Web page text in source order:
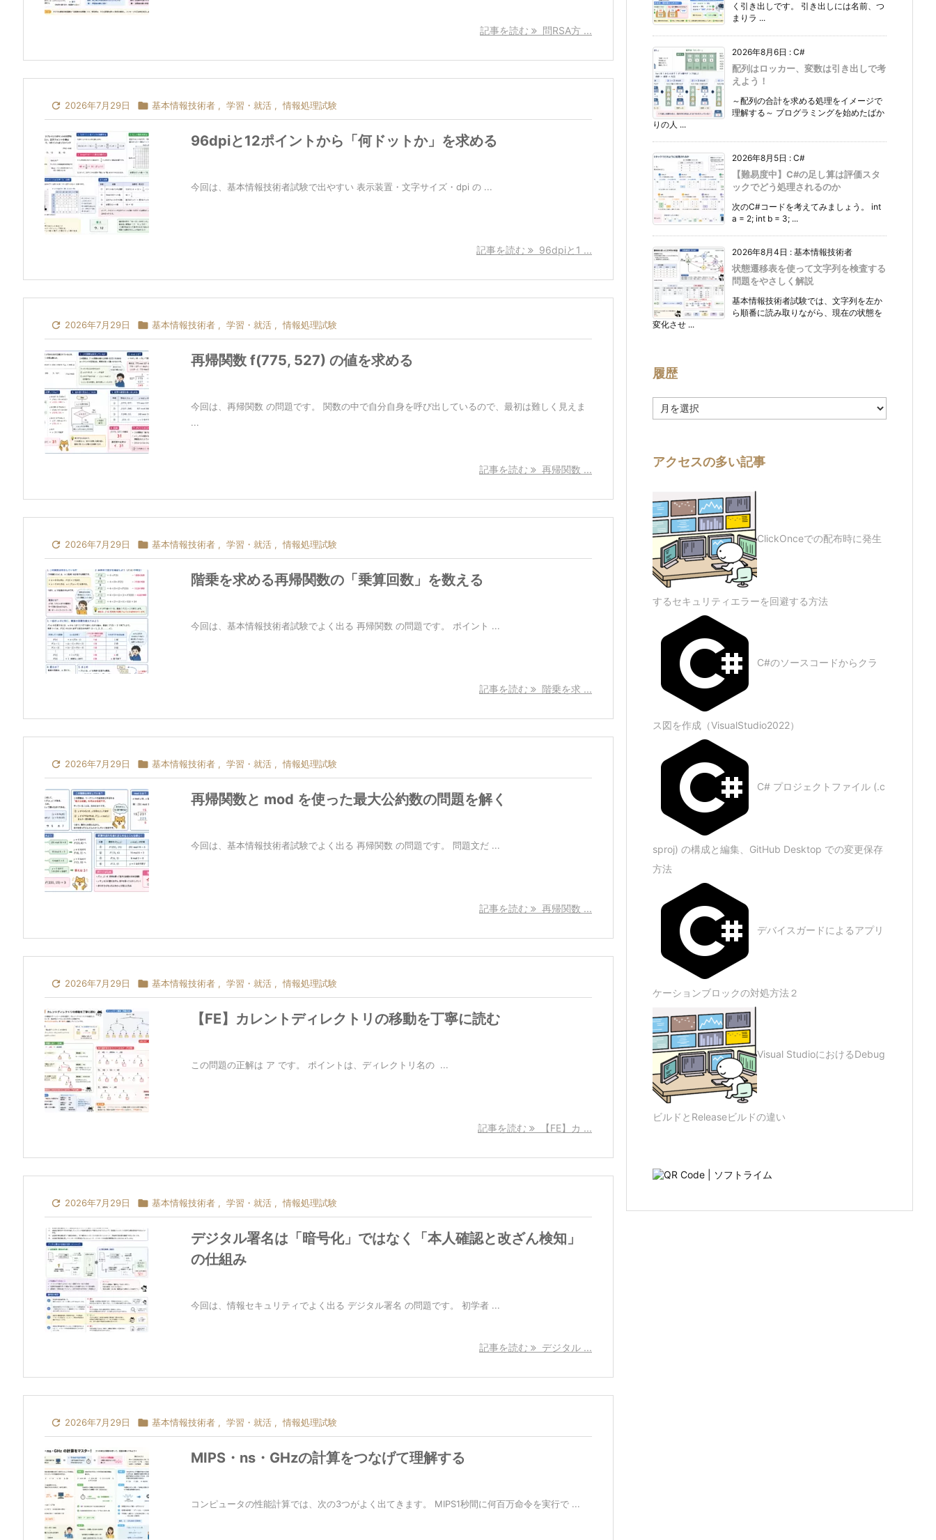
記事を読む 問RSA方 ...
 2026年7月29日  基本情報技術者 , 学習・就活 , 情報処理試験
96dpiと12ポイントから「何ドットか」を求める
今回は、基本情報技術者試験で出やすい 表示装置・文字サイズ・dpi の ...
記事を読む 96dpiと1 ...
 2026年7月29日  基本情報技術者 , 学習・就活 , 情報処理試験
再帰関数 f(775, 527) の値を求める
今回は、再帰関数 の問題です。 関数の中で自分自身を呼び出しているので、最初は難しく見えま
...
記事を読む 再帰関数 ...
 2026年7月29日  基本情報技術者 , 学習・就活 , 情報処理試験
階乗を求める再帰関数の「乗算回数」を数える
今回は、基本情報技術者試験でよく出る 再帰関数 の問題です。 ポイント ...
記事を読む 階乗を求 ...
 2026年7月29日  基本情報技術者 , 学習・就活 , 情報処理試験
再帰関数と mod を使った最大公約数の問題を解く
今回は、基本情報技術者試験でよく出る 再帰関数 の問題です。 問題文だ ...
記事を読む 再帰関数 ...
 2026年7月29日  基本情報技術者 , 学習・就活 , 情報処理試験
【FE】カレントディレクトリの移動を丁寧に読む
この問題の正解は ア です。 ポイントは、ディレクトリ名の ...
記事を読む 【FE】カ ...
 2026年7月29日  基本情報技術者 , 学習・就活 , 情報処理試験
デジタル署名は「暗号化」ではなく「本人確認と改ざん検知」
の仕組み
今回は、情報セキュリティでよく出る デジタル署名 の問題です。 初学者 ...
記事を読む デジタル ...
 2026年7月29日  基本情報技術者 , 学習・就活 , 情報処理試験
MIPS・ns・GHzの計算をつなげて理解する
コンピュータの性能計算では、次の3つがよく出てきます。 MIPS1秒間に何百万命令を実行で ...
く引き出しです。 引き出しには名前、つ
まりラ ...
2026年8月6日 : C#
配列はロッカー、変数は引き出しで考
えよう！
～配列の合計を求める処理をイメージで
理解する～ プログラミングを始めたばか
りの人 ...
2026年8月5日 : C#
【難易度中】C#の足し算は評価スタ
ックでどう処理されるのか
次のC#コードを考えてみましょう。 int
a = 2; int b = 3; ...
2026年8月4日 : 基本情報技術者
状態遷移表を使って文字列を検査する
問題をやさしく解説
基本情報技術者試験では、文字列を左か
ら順番に読み取りながら、現在の状態を
変化させ ...
履歴
歴
アクセスの多い記事
ClickOnceでの配布時に発生
するセキュリティエラーを回避する方法
C#のソースコードからクラ
ス図を作成（VisualStudio2022）
C# プロジェクトファイル (.c
sproj) の構成と編集、GitHub Desktop での変更保存
方法
デバイスガードによるアプリ
ケーションブロックの対処方法２
Visual StudioにおけるDebug
ビルドとReleaseビルドの違い